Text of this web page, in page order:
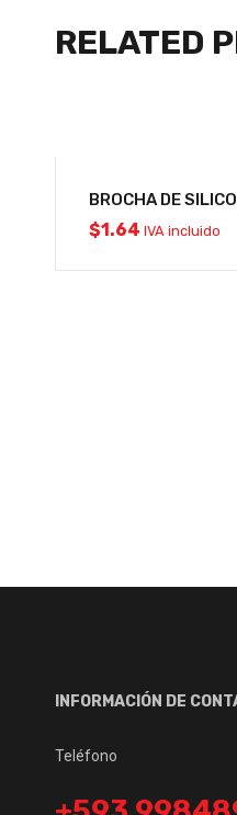
RELATED
BROCHA DE
$1.64 IVA incluido
INFORMACIÓN DE
Teléfono